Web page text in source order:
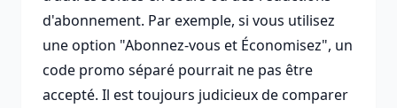
d'abonnement. Par exemple, si vous utilisez
une option "Abonnez-vous et Économisez", un
code promo séparé pourrait ne pas être
accepté. Il est toujours judicieux de comparer